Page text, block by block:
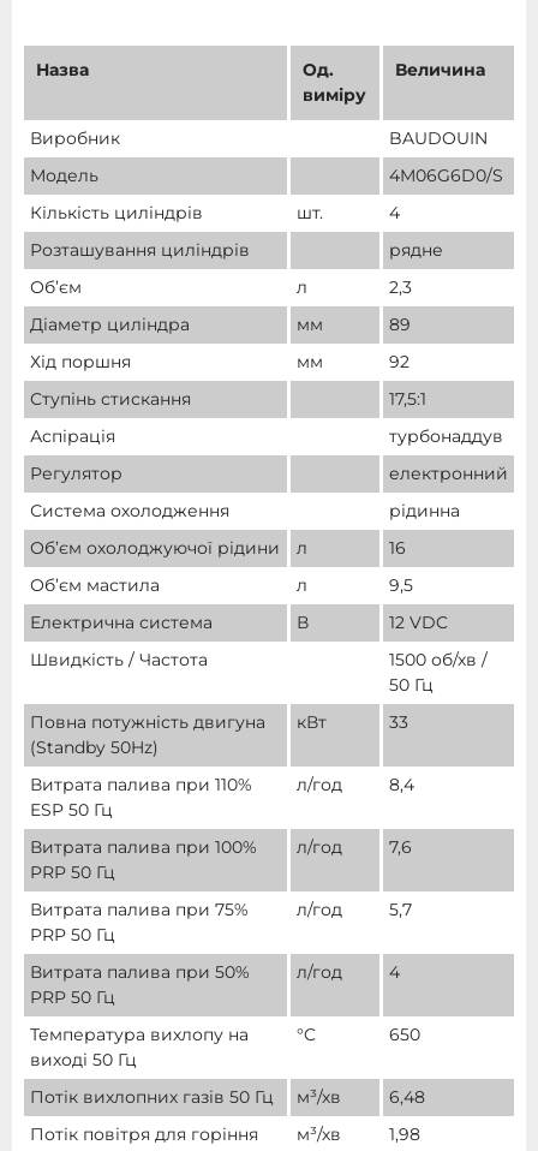
Назва
Од.
виміру
Величина
Виробник
BAUDOUIN
Модель
4M06G6D0/S
Кількість циліндрів
шт.
4
Розташування циліндрів
рядне
Об’єм
л
2,3
Діаметр циліндра
мм
89
Хід поршня
мм
92
Ступінь стискання
17,5:1
Аспірація
турбонаддув
Регулятор
електронний
Система охолодження
рідинна
Об’єм охолоджуючої рідини
л
16
Об’єм мастила
л
9,5
Електрична система
В
12 VDC
Швидкість / Частота
1500 об/хв /
50 Гц
Повна потужність двигуна
(Standby 50Hz)
кВт 33
Витрата палива при 110%
ESP 50 Гц
л/год 8,4
Витрата палива при 100%
PRP 50 Гц
л/год 7,6
Витрата палива при 75%
PRP 50 Гц
л/год 5,7
Витрата палива при 50%
PRP 50 Гц
л/год 4
Температура вихлопу на
виході 50 Гц
°C 650
Потік вихлопних газів 50 Гц м³/хв
6,48
Потік повітря для горіння
м³/хв 1,98